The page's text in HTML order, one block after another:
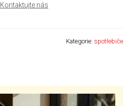
Kontaktujte nás
Kategorie: spotřebiče